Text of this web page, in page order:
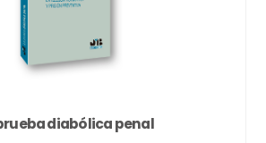
diabólica penal